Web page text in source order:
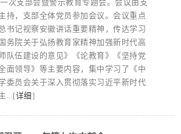
次支部会暨警示教育专题会。会议由支
持，支部全体党员参加会议。会议重点
书记视察安徽讲话重要精神，传达学习
务院关于弘扬教育家精神加强新时代高
队伍建设的意见》《论教育》《坚持党
面领导》等主要内容，集中学习了《中
委员会关于深入贯彻落实习近平新时代
...[详细]